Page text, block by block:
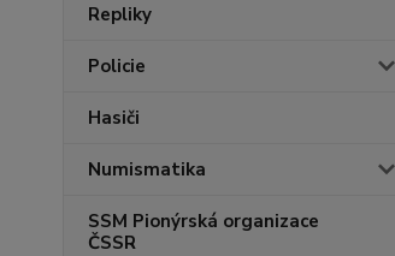
Repliky
Policie
Hasiči
Numismatika
SSM Pionýrská organizace
ČSSR